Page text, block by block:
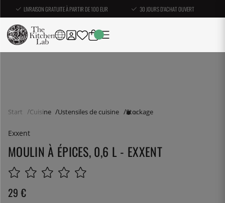
LIVRAISON GRATUITE À PARTIR DE 100 EUR 30 JOURS D'ACHAT OUVERT
Start Cuisine Ustensiles de cuisine Stockage
Exxent
MOULIN À ÉPICES, 0,6 L - EXXENT
29 €